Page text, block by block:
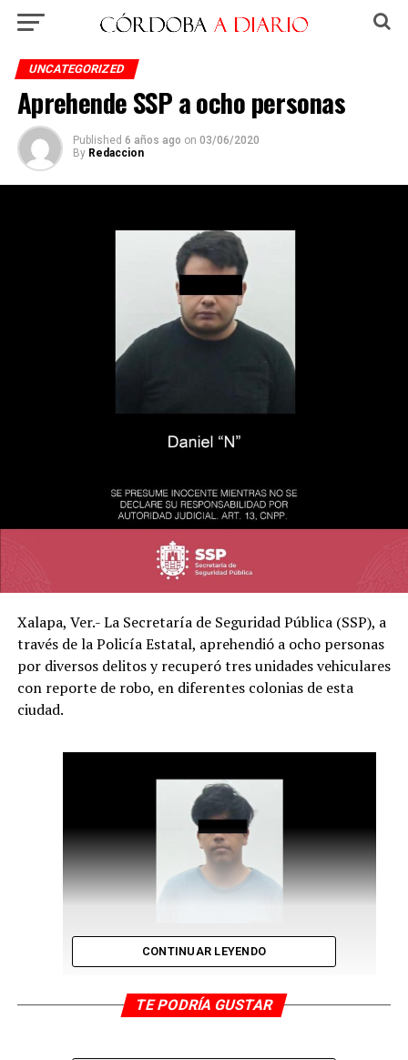
UNCATEGORIZED
Aprehende SSP a ocho personas
Published 6 años ago on 03/06/2020
By Redaccion
Xalapa, Ver.- La Secretaría de Seguridad Pública (SSP), a
través de la Policía Estatal, aprehendió a ocho personas
por diversos delitos y recuperó tres unidades vehiculares
con reporte de robo, en diferentes colonias de esta
ciudad.
CONTINUAR LEYENDO
TE PODRÍA GUSTAR